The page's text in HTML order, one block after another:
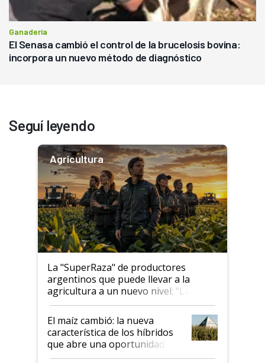
Ganadería
El Senasa cambió el control de la brucelosis bovina:
incorpora un nuevo método de diagnóstico
Seguí leyendo
Agricultura
La "SuperRaza" de productores
argentinos que puede llevar a la
agricultura a un nuevo nivel: "Las
posibilidades de crecimiento son
infinitas"
El maíz cambió: la nueva
característica de los híbridos
que abre una oportunidad en
el lote